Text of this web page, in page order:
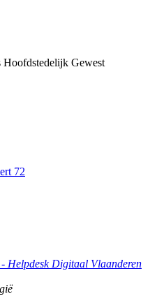
Hoofdstedelijk Gewest
72
Helpdesk Digitaal Vlaanderen